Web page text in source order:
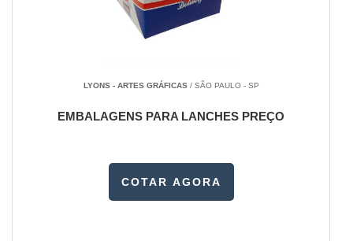
LYONS - ARTES GRÁFICAS/ SÃO PAULO - SP
EMBALAGENS PARA LANCHES PREÇO
COTAR AGORA